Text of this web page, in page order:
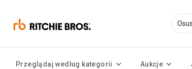
Przeglądaj według kategorii Aukcje